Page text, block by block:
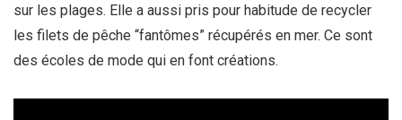
sur les plages. Elle a aussi pris pour habitude de recycler
les filets de pêche “fantômes” récupérés en mer. Ce sont
des écoles de mode qui en font créations.